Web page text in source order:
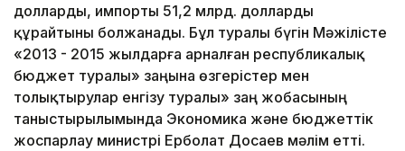
долларды, импорты 51,2 млрд. долларды
құрайтыны болжанады. Бұл туралы бүгін Мәжілісте
«2013 - 2015 жылдарға арналған республикалық
бюджет туралы» заңына өзгерістер мен
толықтырулар енгізу туралы» заң жобасының
таныстырылымында Экономика және бюджеттік
жоспарлау министрі Ерболат Досаев мәлім етті.